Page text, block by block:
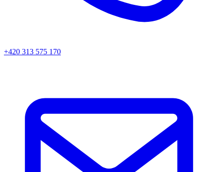
+420 313 575 170